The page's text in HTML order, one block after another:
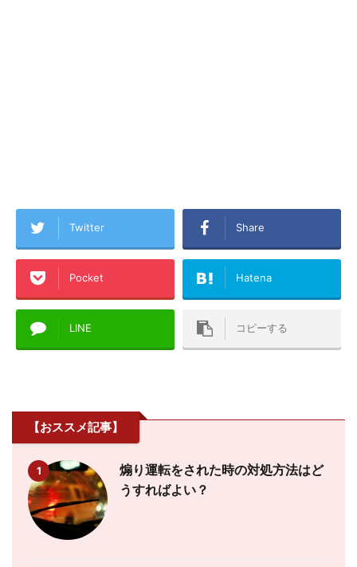
Twitter Share
Pocket Hatena
LINE コピーする
【おススメ記事】
1
煽り運転をされた時の対処方法はど
うすればよい？